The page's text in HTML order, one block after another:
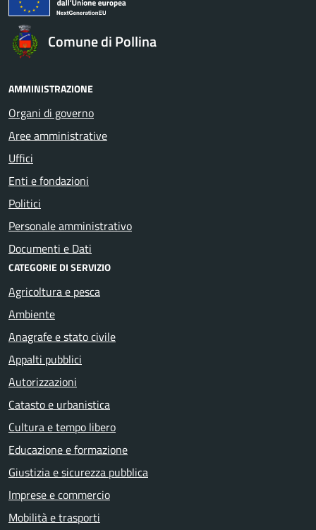
Comune di Pollina
AMMINISTRAZIONE
Organi di governo
Aree amministrative
Uffici
Enti e fondazioni
Politici
Personale amministrativo
Documenti e Dati
CATEGORIE DI SERVIZIO
Agricoltura e pesca
Ambiente
Anagrafe e stato civile
Appalti pubblici
Autorizzazioni
Catasto e urbanistica
Cultura e tempo libero
Educazione e formazione
Giustizia e sicurezza pubblica
Imprese e commercio
Mobilità e trasporti